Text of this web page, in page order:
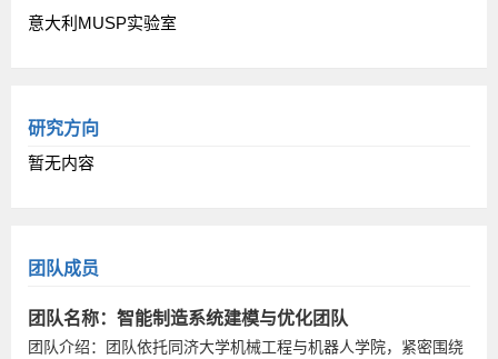
意大利MUSP实验室
研究方向
暂无内容
团队成员
团队名称：智能制造系统建模与优化团队
团队介绍：团队依托同济大学机械工程与机器人学院，紧密围绕